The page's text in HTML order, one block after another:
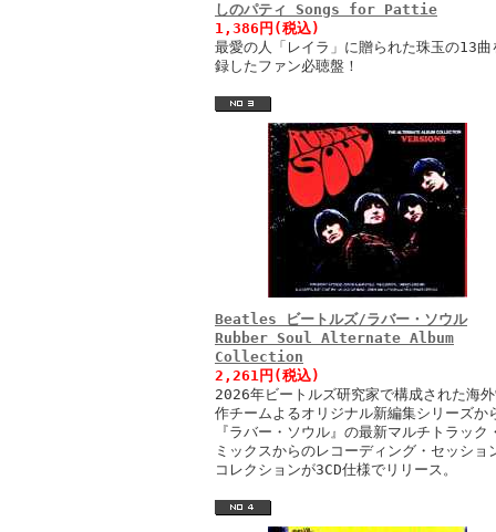
しのパティ Songs for Pattie
1,386円(税込)
最愛の人「レイラ」に贈られた珠玉の13曲
録したファン必聴盤！
Beatles ビートルズ/ラバー・ソウル
Rubber Soul Alternate Album
Collection
2,261円(税込)
2026年ビートルズ研究家で構成された海外
作チームよるオリジナル新編集シリーズか
『ラバー・ソウル』の最新マルチトラック
ミックスからのレコーディング・セッショ
コレクションが3CD仕様でリリース。